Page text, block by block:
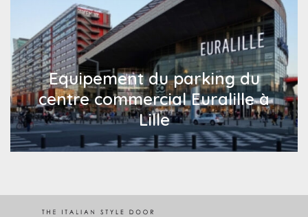
Equipement du parking du
centre commercial Euralille à
Lille